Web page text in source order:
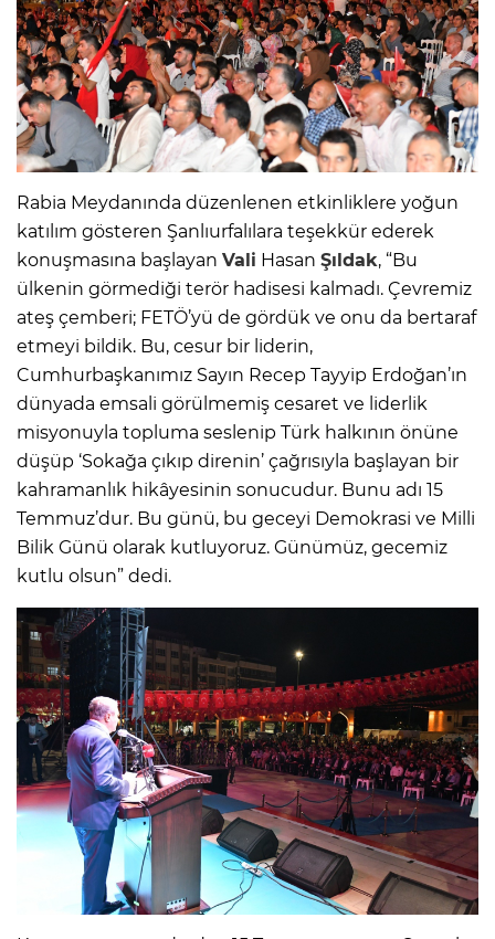
Rabia Meydanında düzenlenen etkinliklere yoğun
katılım gösteren Şanlıurfalılara teşekkür ederek
konuşmasına başlayan Vali Hasan Şıldak, “Bu
ülkenin görmediği terör hadisesi kalmadı. Çevremiz
ateş çemberi; FETÖ’yü de gördük ve onu da bertaraf
etmeyi bildik. Bu, cesur bir liderin,
Cumhurbaşkanımız Sayın Recep Tayyip Erdoğan’ın
dünyada emsali görülmemiş cesaret ve liderlik
misyonuyla topluma seslenip Türk halkının önüne
düşüp ‘Sokağa çıkıp direnin’ çağrısıyla başlayan bir
kahramanlık hikâyesinin sonucudur. Bunu adı 15
Temmuz’dur. Bu günü, bu geceyi Demokrasi ve Milli
Bilik Günü olarak kutluyoruz. Günümüz, gecemiz
kutlu olsun” dedi.